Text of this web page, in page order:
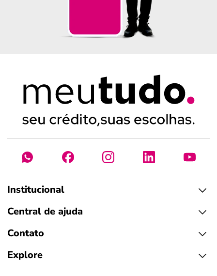
Institucional
Central de ajuda
Contato
Explore